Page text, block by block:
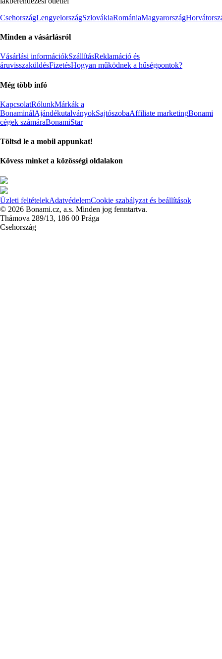
CsehországLengyelországSzlovákiaRomániaMagyarország
Minden a vásárlásról
Vásárlási információkSzállításReklamáció és
áruvisszaküldésFizetésHogyan működnek a hűségpontok?
Még több infó
KapcsolatRólunkMárkák a
BonaminálAjándékutalványokSajtószobaAffiliate marketingBonami
cégek számáraBonamiStar
Töltsd le a mobil appunkat!
Kövess minket a közösségi oldalakon
Üzleti feltételekAdatvédelemCookie szabályzat és beállítások
© 2026 Bonami.cz, a.s. Minden jog fenntartva.
Thámova 289/13, 186 00 Prága
Csehország